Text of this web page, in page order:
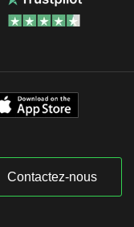
Contactez-nous